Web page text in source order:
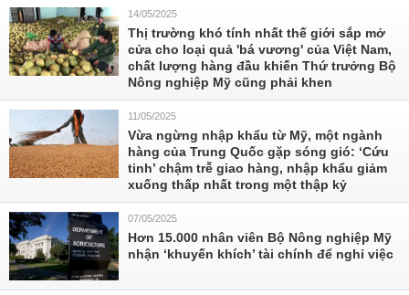
14/05/2025
Thị trường khó tính nhất thế giới sắp mở
cửa cho loại quả 'bá vương' của Việt Nam,
chất lượng hàng đầu khiến Thứ trưởng Bộ
Nông nghiệp Mỹ cũng phải khen
11/05/2025
Vừa ngừng nhập khẩu từ Mỹ, một ngành
hàng của Trung Quốc gặp sóng gió: ‘Cứu
tinh’ chậm trễ giao hàng, nhập khẩu giảm
xuống thấp nhất trong một thập kỷ
07/05/2025
Hơn 15.000 nhân viên Bộ Nông nghiệp Mỹ
nhận ‘khuyến khích’ tài chính để nghỉ việc